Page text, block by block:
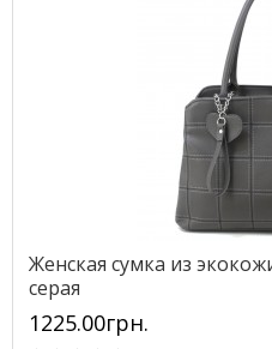
Женская сумка из
серая
1225.00грн.